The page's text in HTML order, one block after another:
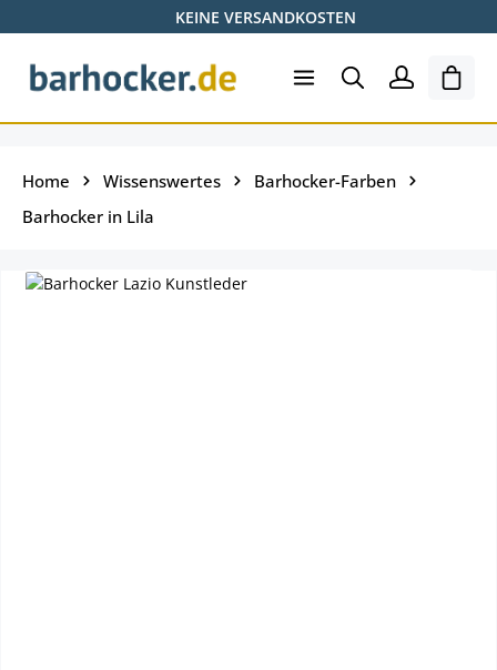
Zum Hauptinhalt springenKEINE VERSANDKOSTEN
Home Wissenswertes
Barhocker-Farben
Barhocker in Lila